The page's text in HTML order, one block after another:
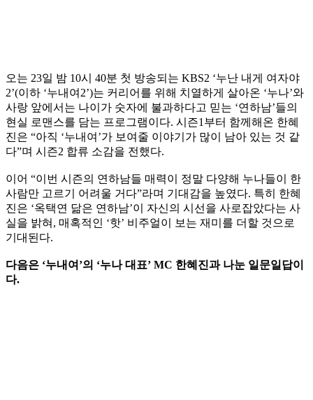
오는 23일 밤 10시 40분 첫 방송되는 KBS2 ‘누난 내게 여자야
2’(이하 ‘누내여2’)는 커리어를 위해 치열하게 살아온 ‘누나’와
사랑 앞에서는 나이가 숫자에 불과하다고 믿는 ‘연하남’들의
현실 로맨스를 담는 프로그램이다. 시즌1부터 함께해온 한혜
진은 “아직 ‘누내여’가 보여줄 이야기가 많이 남아 있는 것 같
다”며 시즌2 합류 소감을 전했다.
이어 “이번 시즌의 연하남들 매력이 정말 다양해 누나들이 한
사람만 고르기 어려울 거다”라며 기대감을 높였다. 특히 한혜
진은 ‘옥택연 닮은 연하남’이 자신의 시선을 사로잡았다는 사
실을 밝혀, 매혹적인 ‘핫’ 비주얼이 보는 재미를 더할 것으로
기대된다.
다음은 ‘누내여’의 ‘누나 대표’ MC 한혜진과 나눈 일문일답이
다.